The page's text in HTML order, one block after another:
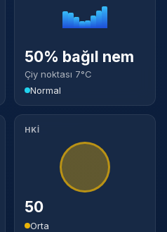
50% bağıl nem
Çiy noktası 7°C
Normal
HKİ
50
Orta